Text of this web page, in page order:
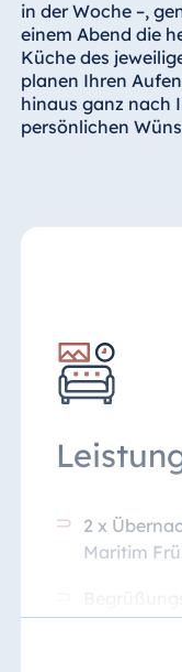
in der Woche –,
einem Abend die
Küche des
planen Ihren
hinaus ganz nach
persönlichen
2 x
Maritim